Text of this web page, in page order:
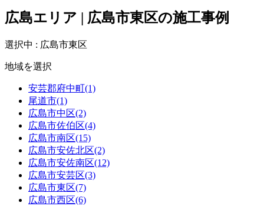
広島エリア | 広島市東区の施工事例
選択中 : 広島市東区
地域を選択
安芸郡府中町(1)
尾道市(1)
広島市中区(2)
広島市佐伯区(4)
広島市南区(15)
広島市安佐北区(2)
広島市安佐南区(12)
広島市安芸区(3)
広島市東区(7)
広島市西区(6)